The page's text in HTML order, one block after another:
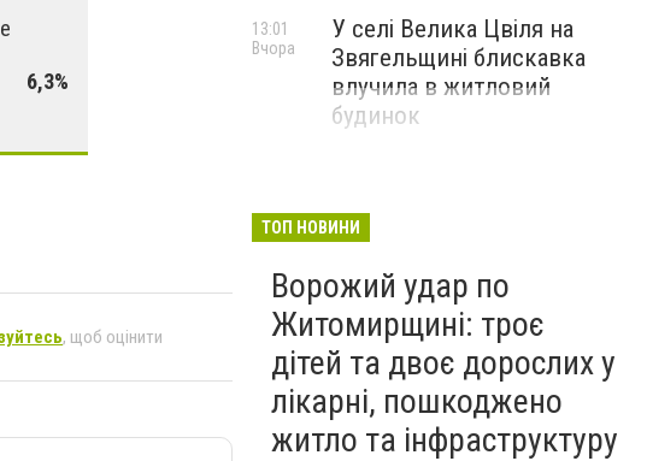
6,3%
, щоб оцінити
У селі Велика Цвіля на
Звягельщині блискавка
влучила в житловий
будинок
13:01
Вчора
ТОП НОВИНИ
Ворожий удар по
Житомирщині: троє
дітей та двоє дорослих у
лікарні, пошкоджено
житло та інфраструктуру